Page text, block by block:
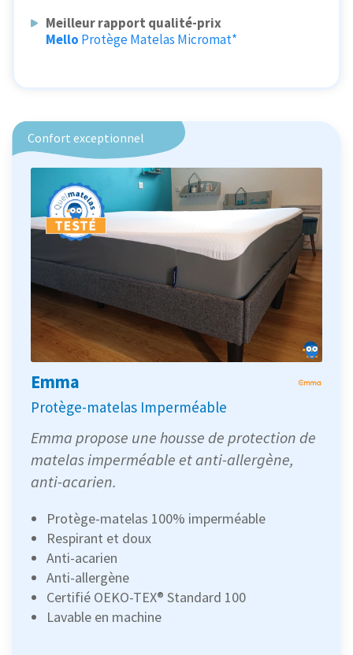
Meilleur rapport qualité-prix
Mello Protège Matelas Micromat*
Confort exceptionnel
Emma
Protège-matelas Imperméable
Emma propose une housse de protection de
matelas imperméable et anti-allergène,
anti-acarien.
Protège-matelas 100% imperméable
Respirant et doux
Anti-acarien
Anti-allergène
Certifié OEKO-TEX® Standard 100
Lavable en machine